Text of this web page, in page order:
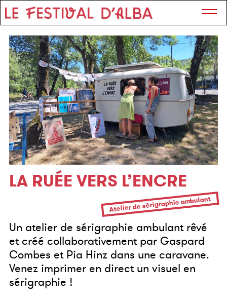
LA RUÉE VERS L’ENCRE
Atelier de sérigraphie ambulant
Un atelier de sérigraphie ambulant rêvé
et créé collaborativement par Gaspard
Combes et Pia Hinz dans une caravane.
Venez imprimer en direct un visuel en
sérigraphie !